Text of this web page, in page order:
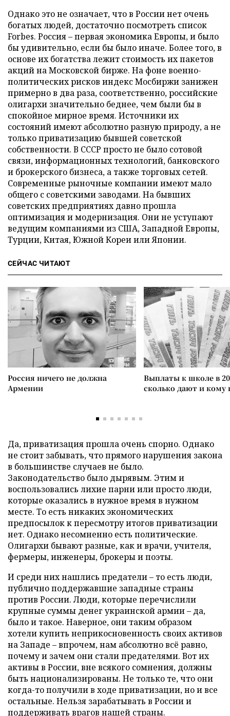
Однако это не означает, что в России нет очень
богатых людей, достаточно посмотреть список
Forbes. Россия – первая экономика Европы, и было
бы удивительно, если бы было иначе. Более того, в
основе их богатства лежит стоимость их пакетов
акций на Московской бирже. На фоне военно-
политических рисков индекс Мосбиржи занижен
примерно в два раза, соответственно, российские
олигархи значительно беднее, чем были бы в
спокойное мирное время. Источники их
состояний имеют абсолютно разную природу, а не
только приватизацию бывшей советской
собственности. В СССР просто не было сотовой
связи, информационных технологий, банковского
и брокерского бизнеса, а также торговых сетей.
Современные рыночные компании имеют мало
общего с советскими заводами. На бывших
советских предприятиях давно прошла
оптимизация и модернизация. Они не уступают
ведущим компаниями из США, Западной Европы,
Турции, Китая, Южной Кореи или Японии.
СЕЙЧАС ЧИТАЮТ
Россия ничего не должна
Армении
Выплаты к школе в
сколько дают и
Да, приватизация прошла очень спорно. Однако
не стоит забывать, что прямого нарушения закона
в большинстве случаев не было.
Законодательство было дырявым. Этим и
воспользовались лихие парни или просто люди,
которые оказались в нужное время в нужном
месте. То есть никаких экономических
предпосылок к пересмотру итогов приватизации
нет. Однако несомненно есть политические.
Олигархи бывают разные, как и врачи, учителя,
фермеры, инженеры, брокеры и поэты.
И среди них нашлись предатели – то есть люди,
публично поддержавшие западные страны
против России. Люди, которые перечислили
крупные суммы денег украинской армии – да,
было и такое. Наверное, они таким образом
хотели купить неприкосновенность своих активов
на Западе – впрочем, нам абсолютно всё равно,
почему и зачем они стали предателями. Вот их
активы в России, вне всякого сомнения, должны
быть национализированы. Не только те, что они
когда-то получили в ходе приватизации, но и все
остальные. Нельзя зарабатывать в России и
поддерживать врагов нашей страны.